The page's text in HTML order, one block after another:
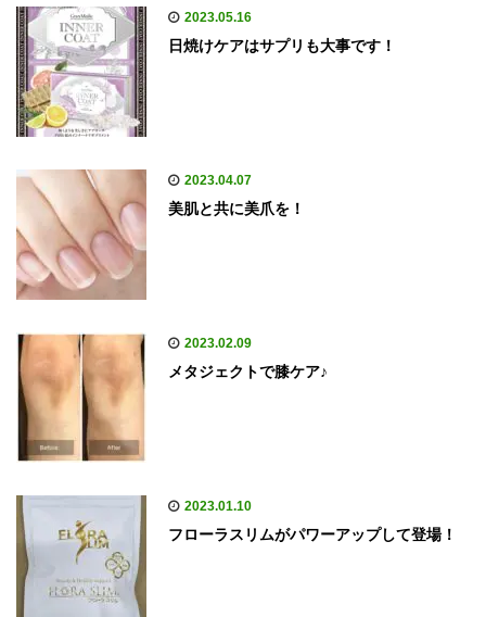
2023.05.16
日焼けケアはサプリも大事です！
2023.04.07
美肌と共に美爪を！
2023.02.09
メタジェクトで膝ケア♪
2023.01.10
フローラスリムがパワーアップして登場！